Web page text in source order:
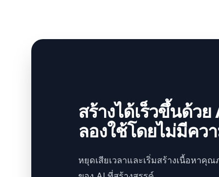
สร้างได้เร็วขึ้นด้วย
ลองใช้โดยไม่มีคว
หยุดเสียเวลาและเริ่มสร้างเนื้อหาคุ